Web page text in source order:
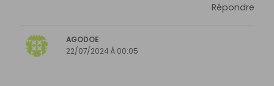
Répondre
AGODOE
22/07/2024 À 00:05